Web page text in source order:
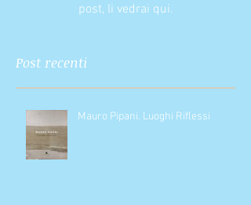
post, li vedrai qui.
Post recenti
Mauro Pipani. Luoghi Riflessi